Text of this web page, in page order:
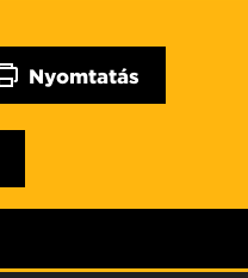
Nyomtatás